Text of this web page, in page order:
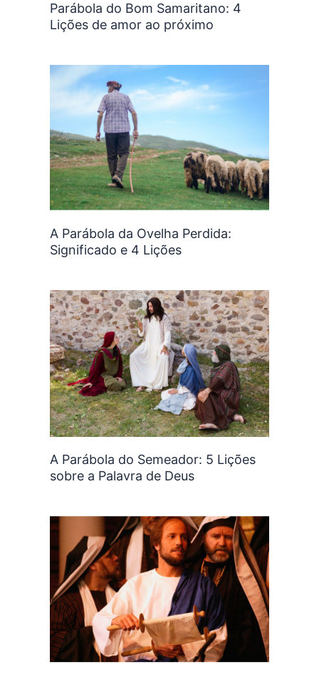
Parábola do Bom Samaritano: 4
Lições de amor ao próximo
A Parábola da Ovelha Perdida:
Significado e 4 Lições
A Parábola do Semeador: 5 Lições
sobre a Palavra de Deus